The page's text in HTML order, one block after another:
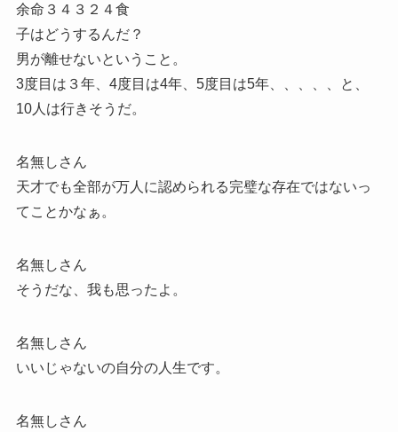
余命３４３２４食
子はどうするんだ？
男が離せないということ。
3度目は３年、4度目は4年、5度目は5年、、、、、と、
10人は行きそうだ。
名無しさん
天才でも全部が万人に認められる完璧な存在ではないっ
てことかなぁ。
名無しさん
そうだな、我も思ったよ。
名無しさん
いいじゃないの自分の人生です。
名無しさん